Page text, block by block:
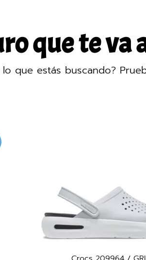
que te va
que estás buscando?